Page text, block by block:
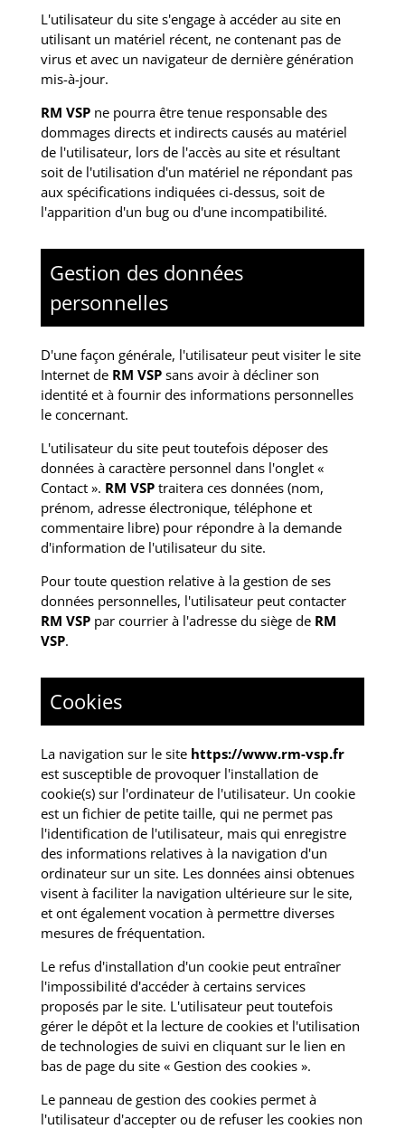
L'utilisateur du site s'engage à accéder au site en
utilisant un matériel récent, ne contenant pas de
virus et avec un navigateur de dernière génération
mis-à-jour.
RM VSP ne pourra être tenue responsable des
dommages directs et indirects causés au matériel
de l'utilisateur, lors de l'accès au site et résultant
soit de l'utilisation d'un matériel ne répondant pas
aux spécifications indiquées ci-dessus, soit de
l'apparition d'un bug ou d'une incompatibilité.
Gestion des données
personnelles
D'une façon générale, l'utilisateur peut visiter le site
Internet de RM VSP sans avoir à décliner son
identité et à fournir des informations personnelles
le concernant.
L'utilisateur du site peut toutefois déposer des
données à caractère personnel dans l'onglet «
Contact ». RM VSP traitera ces données (nom,
prénom, adresse électronique, téléphone et
commentaire libre) pour répondre à la demande
d'information de l'utilisateur du site.
Pour toute question relative à la gestion de ses
données personnelles, l'utilisateur peut contacter
RM VSP par courrier à l'adresse du siège de RM
VSP.
Cookies
La navigation sur le site https://www.rm-vsp.fr
est susceptible de provoquer l'installation de
cookie(s) sur l'ordinateur de l'utilisateur. Un cookie
est un fichier de petite taille, qui ne permet pas
l'identification de l'utilisateur, mais qui enregistre
des informations relatives à la navigation d'un
ordinateur sur un site. Les données ainsi obtenues
visent à faciliter la navigation ultérieure sur le site,
et ont également vocation à permettre diverses
mesures de fréquentation.
Le refus d'installation d'un cookie peut entraîner
l'impossibilité d'accéder à certains services
proposés par le site. L'utilisateur peut toutefois
gérer le dépôt et la lecture de cookies et l'utilisation
de technologies de suivi en cliquant sur le lien en
bas de page du site « Gestion des cookies ».
Le panneau de gestion des cookies permet à
l'utilisateur d'accepter ou de refuser les cookies non